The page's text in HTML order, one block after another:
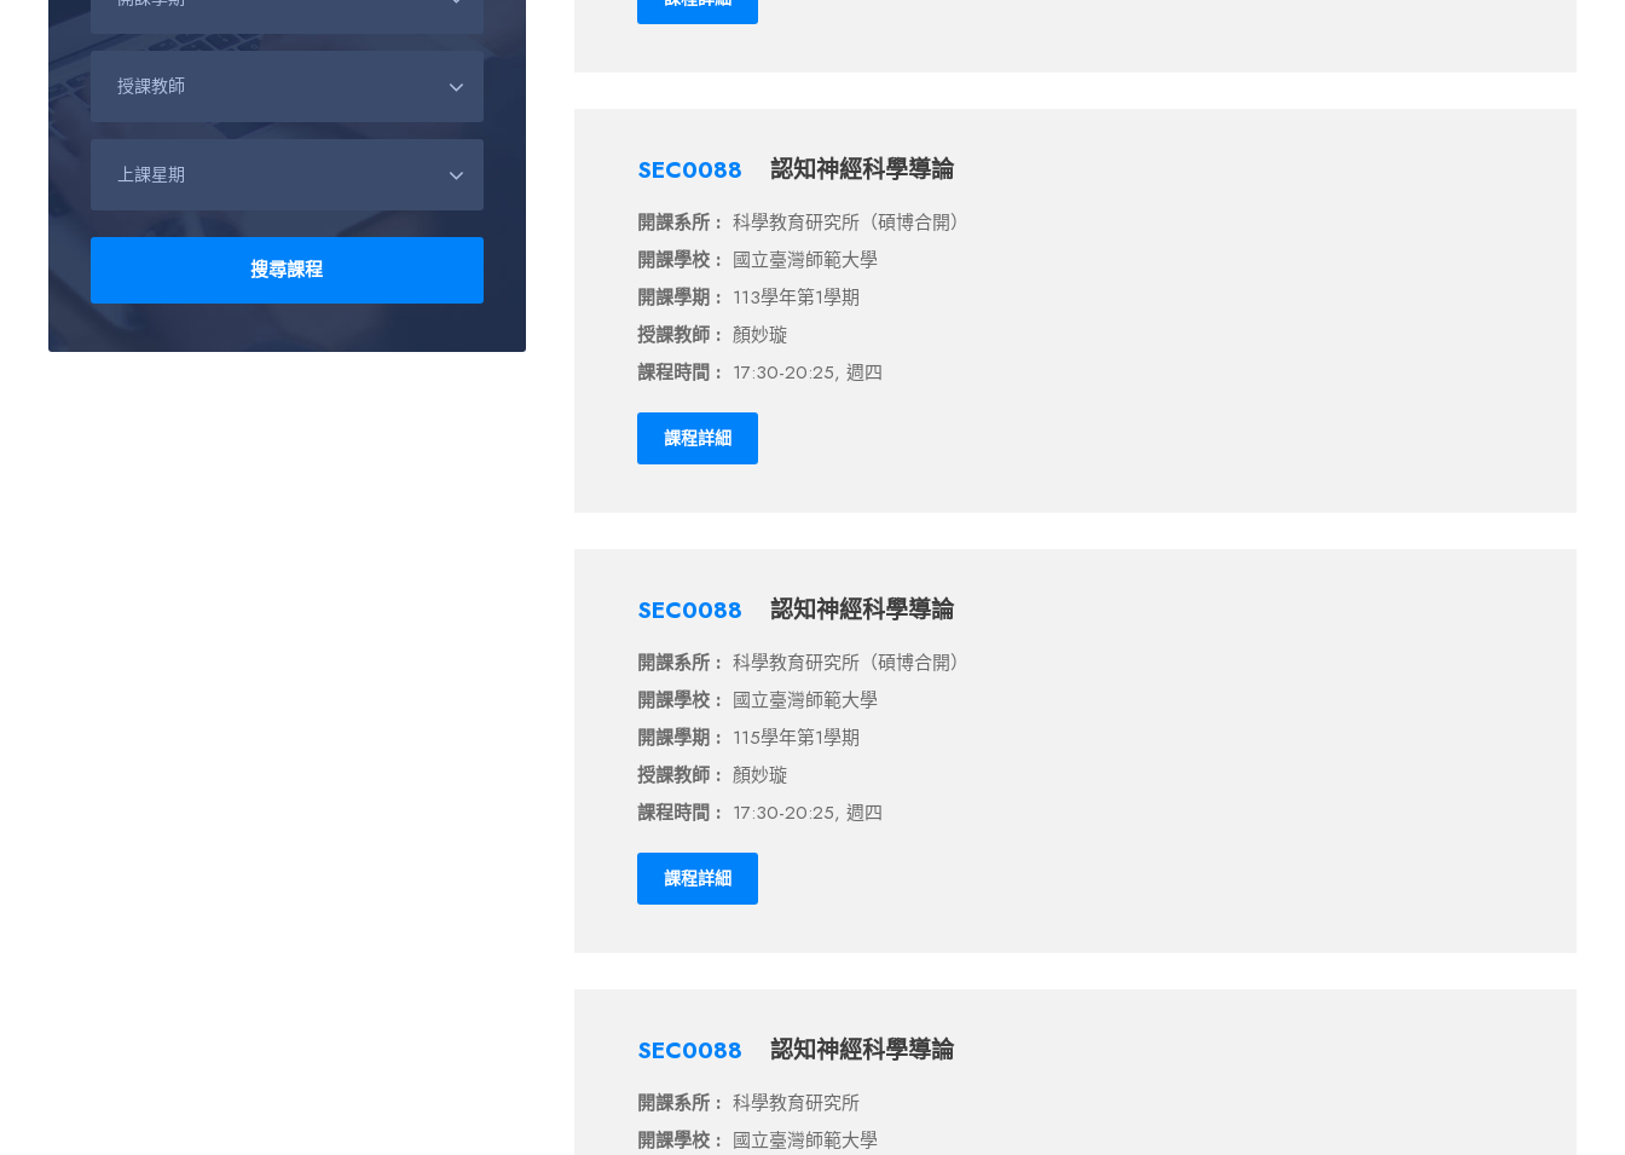
SEC0088 認知神經科學導論
開課系所 : 科學教育研究所（碩博合開）
開課學校 : 國立臺灣師範大學
開課學期 : 113學年第1學期
授課教師 : 顏妙璇
課程時間 : 17:30-20:25, 週四
課程詳細
SEC0088 認知神經科學導論
開課系所 : 科學教育研究所（碩博合開）
開課學校 : 國立臺灣師範大學
開課學期 : 115學年第1學期
授課教師 : 顏妙璇
課程時間 : 17:30-20:25, 週四
課程詳細
SEC0088 認知神經科學導論
開課系所 : 科學教育研究所
開課學校 : 國立臺灣師範大學